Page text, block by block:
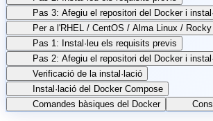
Pas 3: Afegiu el repositori del Docker i
Per a l'RHEL / CentOS / Alma Linux / Rocky
Pas 1: Instal·leu els requisits previs
Pas 2: Afegiu el repositori del Docker i
Verificació de la instal·lació
Instal·lació del Docker Compose
Comandes bàsiques del Docker